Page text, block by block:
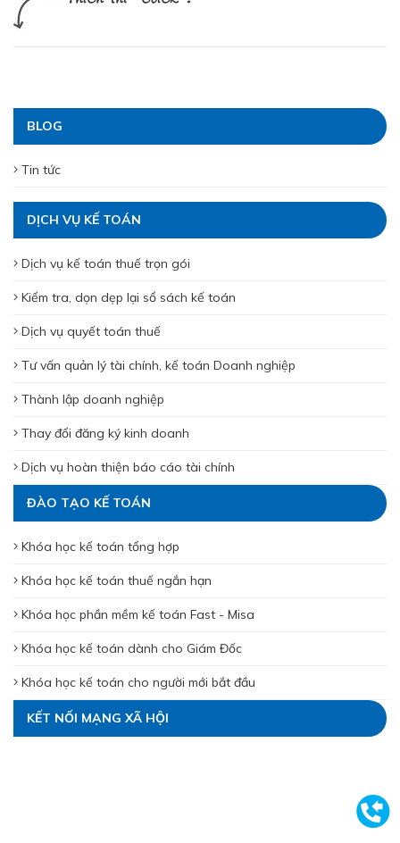
BLOG
Tin tức
DỊCH VỤ KẾ TOÁN
Dịch vụ kế toán thuế trọn gói
Kiểm tra, dọn dẹp lại sổ sách kế toán
Dịch vụ quyết toán thuế
Tư vấn quản lý tài chính, kế toán Doanh nghiệp
Thành lập doanh nghiệp
Thay đổi đăng ký kinh doanh
Dịch vụ hoàn thiện báo cáo tài chính
ĐÀO TẠO KẾ TOÁN
Khóa học kế toán tổng hợp
Khóa học kế toán thuế ngắn hạn
Khóa học phần mềm kế toán Fast - Misa
Khóa học kế toán dành cho Giám Đốc
Khóa học kế toán cho người mới bắt đầu
KẾT NỐI MẠNG XÃ HỘI